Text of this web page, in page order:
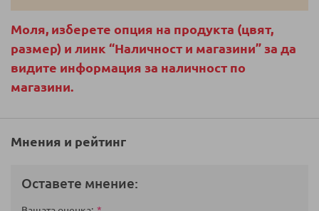
Моля, изберете опция на продукта (цвят,
размер) и линк “Наличност и магазини” за да
видите информация за наличност по
магазини.
Мнения и рейтинг
Оставете мнение: